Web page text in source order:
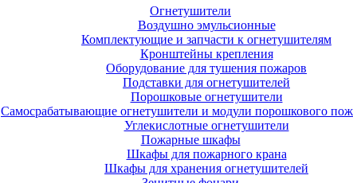
Огнетушители
Воздушно эмульсионные
Комплектующие и запчасти к огнетушителям
Кронштейны крепления
Оборудование для тушения пожаров
Подставки для огнетушителей
Порошковые огнетушители
Самосрабатывающие огнетушители и модули порошкового
Углекислотные огнетушители
Пожарные шкафы
Шкафы для пожарного крана
Шкафы для хранения огнетушителей